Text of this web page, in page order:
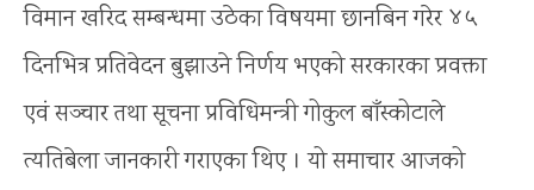
विमान खरिद सम्बन्धमा उठेका विषयमा छानबिन गरेर ४५
दिनभित्र प्रतिवेदन बुझाउने निर्णय भएको सरकारका प्रवक्ता
एवं सञ्चार तथा सूचना प्रविधिमन्त्री गोकुल बाँस्कोटाले
त्यतिबेला जानकारी गराएका थिए । यो समाचार आजको